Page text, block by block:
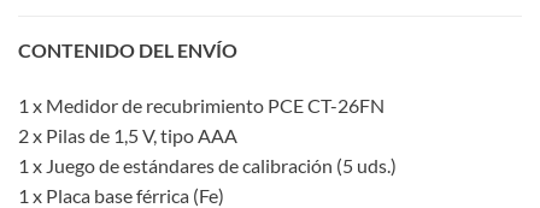
CONTENIDO DEL ENVÍO
1 x Medidor de recubrimiento PCE CT-26FN
2 x Pilas de 1,5 V, tipo AAA
1 x Juego de estándares de calibración (5 uds.)
1 x Placa base férrica (Fe)